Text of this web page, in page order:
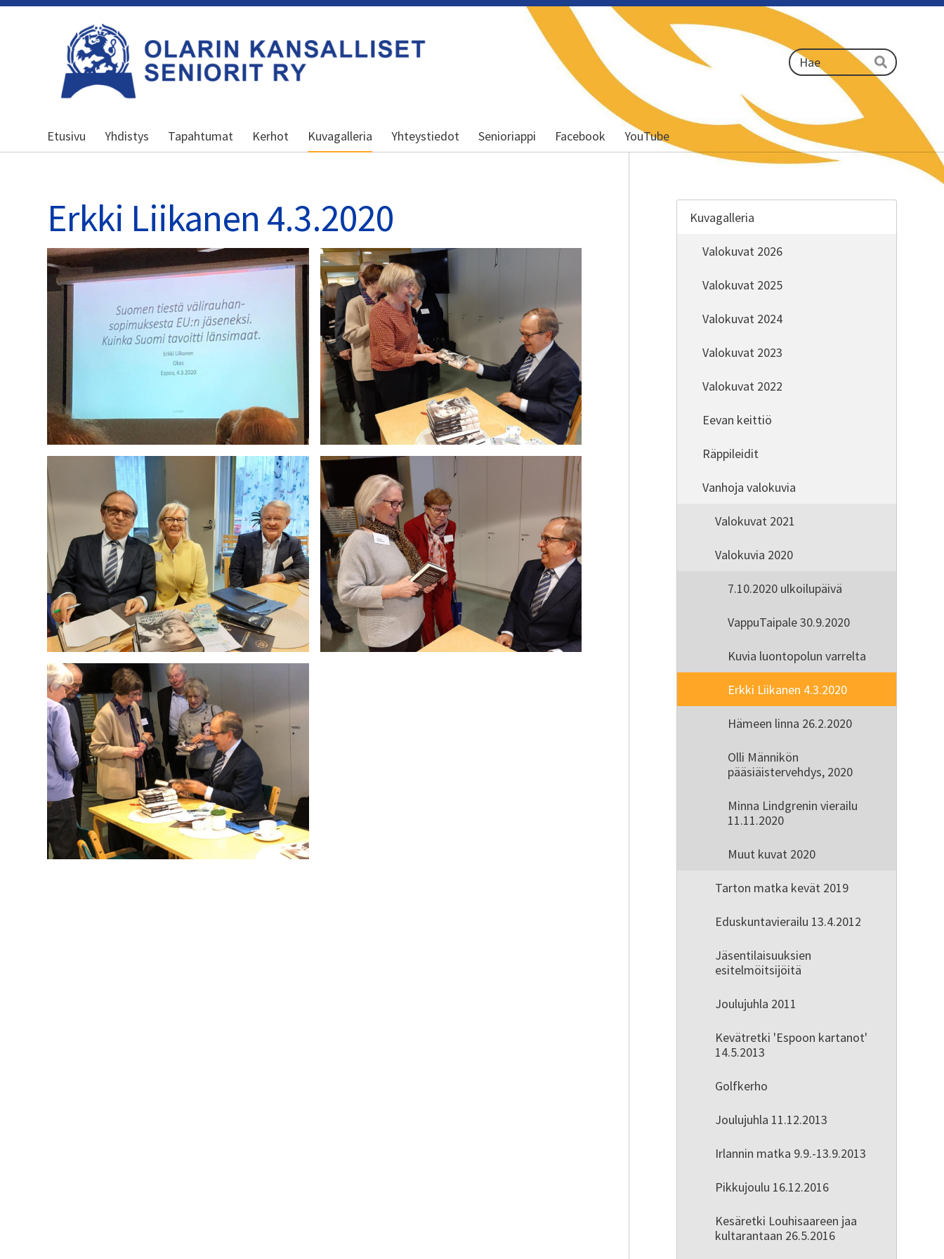
Olarin kansalliset seniorit ry
Haku
Hae
Etusivu Yhdistys Tapahtumat Kerhot Kuvagalleria Yhteystiedot Senioriappi Facebook YouTube
Erkki Liikanen 4.3.2020 Kuvagalleria
Valokuvat 2026
Valokuvat 2025
Valokuvat 2024
Valokuvat 2023
Valokuvat 2022
Eevan keittiö
Räppileidit
Vanhoja valokuvia
Valokuvat 2021
Valokuvia 2020
7.10.2020 ulkoilupäivä
VappuTaipale 30.9.2020
Kuvia luontopolun varrelta
Erkki Liikanen 4.3.2020
Hämeen linna 26.2.2020
Olli Männikön
pääsiäistervehdys, 2020
Minna Lindgrenin vierailu
11.11.2020
Muut kuvat 2020
Tarton matka kevät 2019
Eduskuntavierailu 13.4.2012
Jäsentilaisuuksien
esitelmöitsijöitä
Joulujuhla 2011
Kevätretki 'Espoon kartanot'
14.5.2013
Golfkerho
Joulujuhla 11.12.2013
Irlannin matka 9.9.-13.9.2013
Pikkujoulu 16.12.2016
Kesäretki Louhisaareen jaa
kultarantaan 26.5.2016